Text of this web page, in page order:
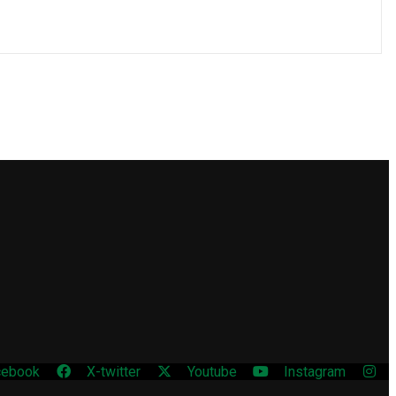
X-twitter Youtube Instagram